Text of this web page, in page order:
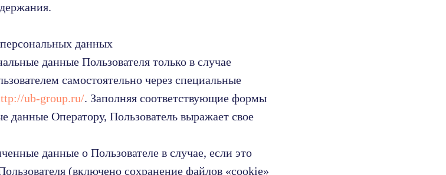
данных
данные Пользователя только в случае
самостоятельно через специальные
ub-group.ru/. Заполняя соответствующие формы
данные Оператору, Пользователь выражает свое
данные о Пользователе в случае, если это
(включено сохранение файлов «cookie»